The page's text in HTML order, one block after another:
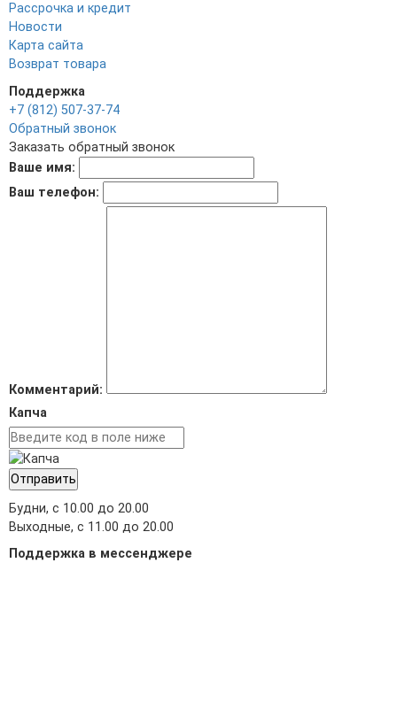
Рассрочка и кредит
Новости
Карта сайта
Возврат товара
Поддержка
+7 (812) 507-37-74
Обратный звонок
Заказать обратный звонок
Ваше имя:
Ваш телефон:
Комментарий:
Капча
Отправить
Будни, с 10.00 до 20.00
Выходные, с 11.00 до 20.00
Поддержка в мессенджере